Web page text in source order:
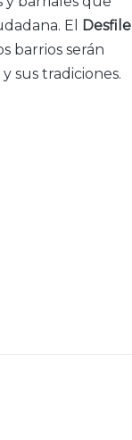
El
Desfile
barrios serán
sus tradiciones.